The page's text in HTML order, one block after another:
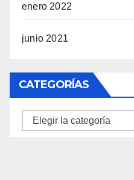
enero 2022
junio 2021
CATEGORÍAS
Categorías